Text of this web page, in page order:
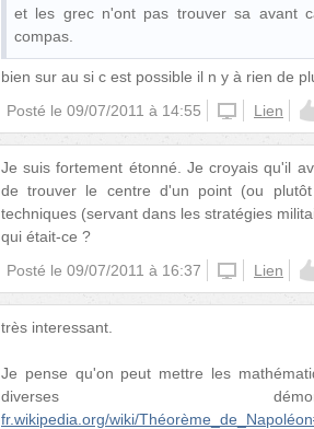
et les grec n'ont pas trouver sa avant
compas.
bien sur au si c est possible il n y à rien de
Posté le 09/07/2011 à 14:55 unknown
Lien
Je suis fortement étonné. Je croyais qu'il
de trouver le centre d'un point (ou
techniques (servant dans les stratégies
qui était-ce ?
Posté le 09/07/2011 à 16:37 unknown
Lien
très interessant.
Je pense qu'on peut mettre les
diverses
fr.wikipedia.org/wiki/